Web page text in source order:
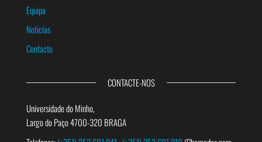
Equipa
Notícias
Contacto
CONTACTE-NOS
Universidade do Minho,
Largo do Paço 4700-320 BRAGA